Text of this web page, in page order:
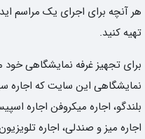
هر آنچه برای اجرای یک مراسم
تهیه کنید.
برای تجهیز غرفه نمایشگاهی خود
نمایشگاهی این سایت که اجاره
بلندگو، اجاره میکروفن اجاره
اجاره میز و صندلی، اجاره